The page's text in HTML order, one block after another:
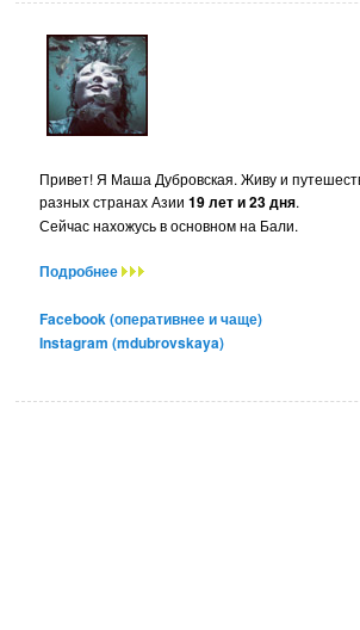
Привет! Я Маша Дубровская. Живу и
разных странах Азии19 лет и 23 дня.
Сейчас нахожусь в основном на Бали.
Подробнее
Facebook (оперативнее и чаще)
Instagram (mdubrovskaya)